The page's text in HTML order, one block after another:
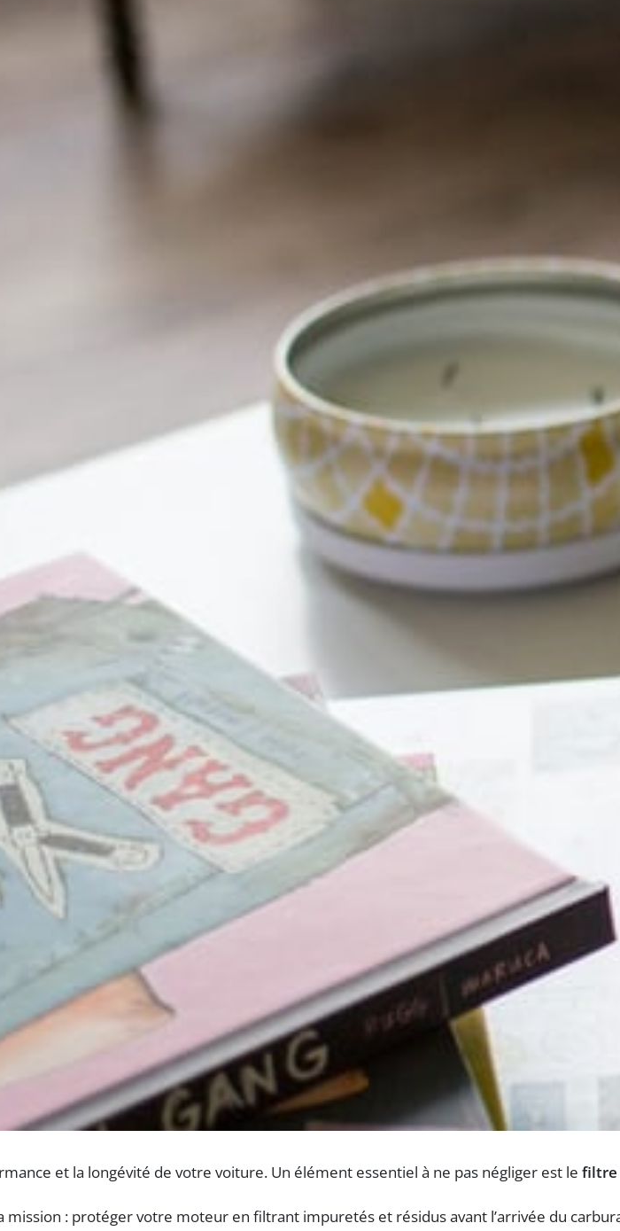
et la longévité de votre voiture. Un élément essentiel à ne pas négliger est le filtre
mission : protéger votre moteur en filtrant impuretés et résidus avant l’arrivée du